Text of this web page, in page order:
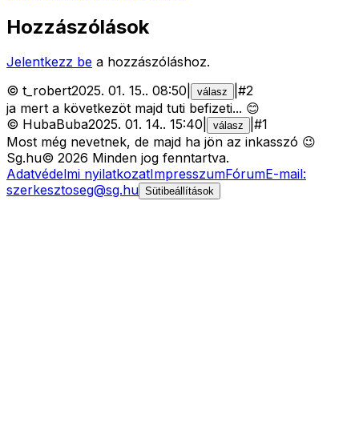
Hozzászólások
Jelentkezz be a hozzászóláshoz.
© t_robert2025. 01. 15.. 08:50 válasz #2
ja mert a következöt majd tuti befizeti... 😊
© HubaBuba2025. 01. 14.. 15:40 válasz #1
Most még nevetnek, de majd ha jön az inkasszó 😉
Sg.hu© 2026 Minden jog fenntartva.
Adatvédelmi nyilatkozatImpresszumFórumE-mail:
szerkesztoseg@sg.hu Sütibeállítások